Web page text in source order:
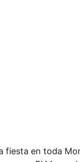
fiesta en toda